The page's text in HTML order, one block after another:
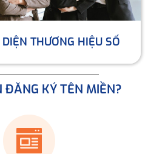
THƯƠNG HIỆU SỐ
ĐĂNG KÝ TÊN MIỀN?